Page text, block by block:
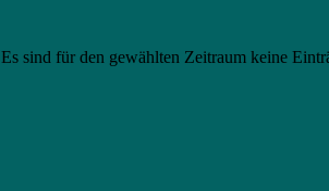
Es sind für den gewählten Zeitraum keine